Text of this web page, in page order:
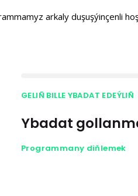
arkaly duşuşýinçenli
GELIÑ BILLE YBADAT EDEÝLIÑ
Ybadat
Programmany diňlemek